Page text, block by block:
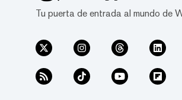
Tu puerta de entrada al mundo de